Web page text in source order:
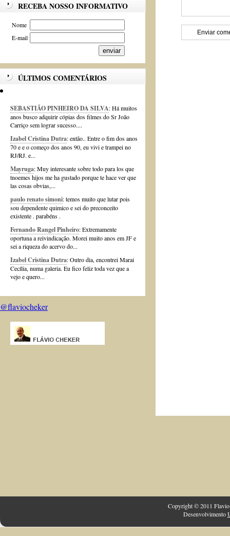
RECEBA NOSSO INFORMATIVO
Nome
E-mail
ÚLTIMOS COMENTÁRIOS
SEBASTIÃO PINHEIRO DA SILVA: Há muitos
anos busco adquirir cópias dos filmes do Sr João
Carriço sem lograr sucesso....
Izabel Cristina Dutra: então.. Entre o fim dos anos
70 e e o começo dos anos 90, eu vivi e trampei no
RJ/RJ. e...
Mayruga: Muy interesante sobre todo para los que
tnoemes hijos me ha gustado porque te hace ver que
las cosas obvias,...
paulo renato simoni: temos muito que lutar pois
sou dependente quimico e sei do preconceito
existente . parabéns .
Fernando Rangel Pinheiro: Extremamente
oportuna a reivindicação. Morei muito anos em JF e
sei a riqueza do acervo do...
Izabel Cristina Dutra: Outro dia, encontrei Marai
Cecília, numa galeria. Eu fico feliz toda vez que a
vejo e quero...
@flaviocheker
Copyright © 2011 Flavio
Desenvolvimento